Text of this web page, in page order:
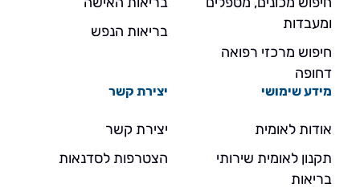
ומעבדות
חיפוש מרכזי רפואה
דחופה
בריאות הנפש
מידע שימושי
אודות לאומית
תקנון לאומית שירותי
בריאות
יצירת קשר
יצירת קשר
הצטרפות לסדנאות